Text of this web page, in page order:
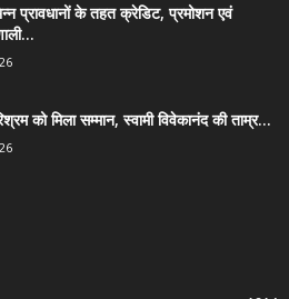
प्रावधानों के तहत क्रेडिट, प्रमोशन एवं
को मिला सम्मान, स्वामी विवेकानंद की ताम्र...